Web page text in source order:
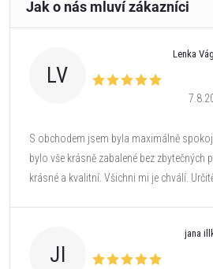
LV
Lenka
S obchodem jsem byla maximálně
bylo vše krásně zabalené bez zbytečných
krásné a kvalitní. Všichni mi je chválí.
JI
jana